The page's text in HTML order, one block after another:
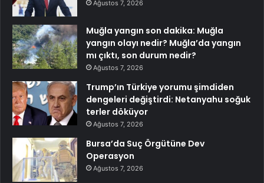
Ağustos 7, 2026
Muğla yangın son dakika: Muğla
yangın olayı nedir? Muğla’da yangın
mı çıktı, son durum nedir?
Ağustos 7, 2026
Trump’ın Türkiye yorumu şimdiden
dengeleri değiştirdi: Netanyahu soğuk
terler döküyor
Ağustos 7, 2026
Bursa’da Suç Örgütüne Dev
Operasyon
Ağustos 7, 2026